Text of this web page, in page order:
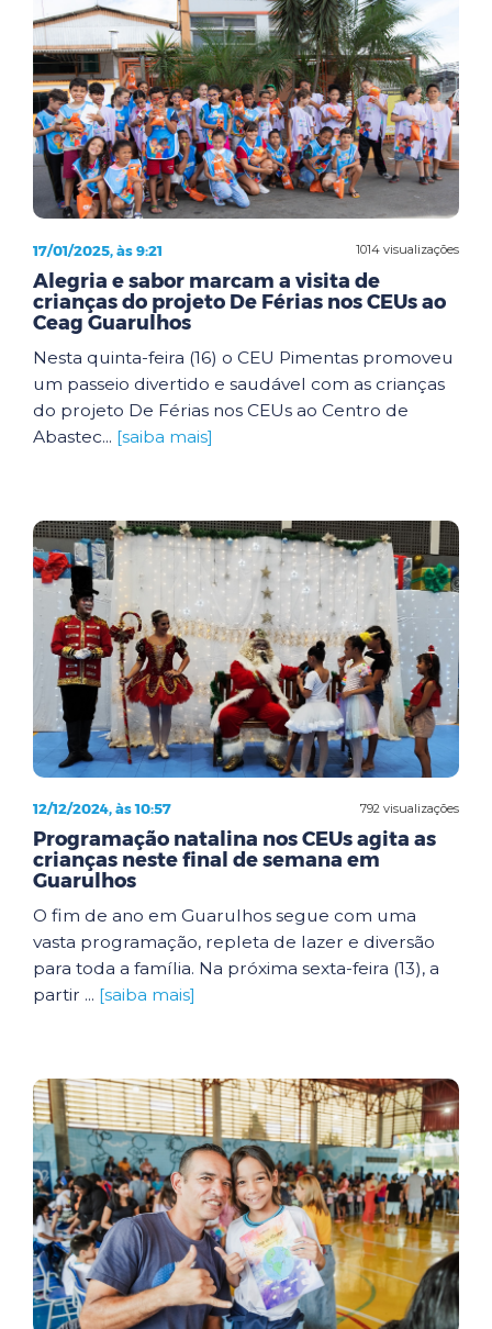
1014 visualizações
17/01/2025, às 9:21
Alegria e sabor marcam a visita de
crianças do projeto De Férias nos CEUs ao
Ceag Guarulhos
Nesta quinta-feira (16) o CEU Pimentas promoveu
um passeio divertido e saudável com as crianças
do projeto De Férias nos CEUs ao Centro de
Abastec... [saiba mais]
792 visualizações
12/12/2024, às 10:57
Programação natalina nos CEUs agita as
crianças neste final de semana em
Guarulhos
O fim de ano em Guarulhos segue com uma
vasta programação, repleta de lazer e diversão
para toda a família. Na próxima sexta-feira (13), a
partir ... [saiba mais]